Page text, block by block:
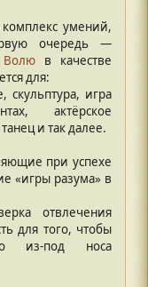
умений,
очередь —
Волю в качестве
для:
скульптура, игра
актёрское
и так далее.
при успехе
«игры разума» в
отвлечения
для того, чтобы
из-под носа